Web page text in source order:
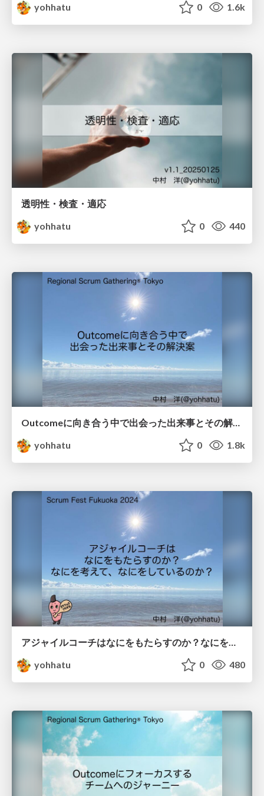
yohhatu
0 1.6k
透明性・検査・適応
yohhatu
0 440
Outcomeに向き合う中で出会った出来事とその解決案 / Problems and solutions when working on Outcome
yohhatu
0 1.8k
アジャイルコーチはなにをもたらすのか？なにを考えて、どんなことをしているのか？ / What does Agile Coach bring？
yohhatu
0 480